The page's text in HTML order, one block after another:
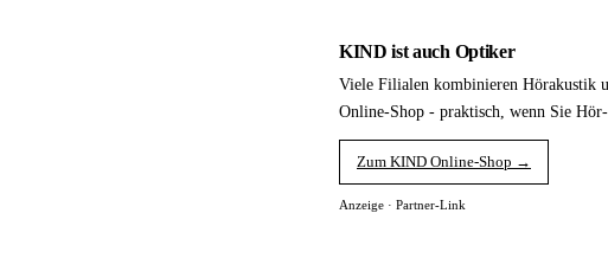
KIND ist auch Optiker
Viele Filialen kombinieren Hörakustik
Online-Shop - praktisch, wenn Sie
Zum KIND Online-Shop →
Anzeige · Partner-Link